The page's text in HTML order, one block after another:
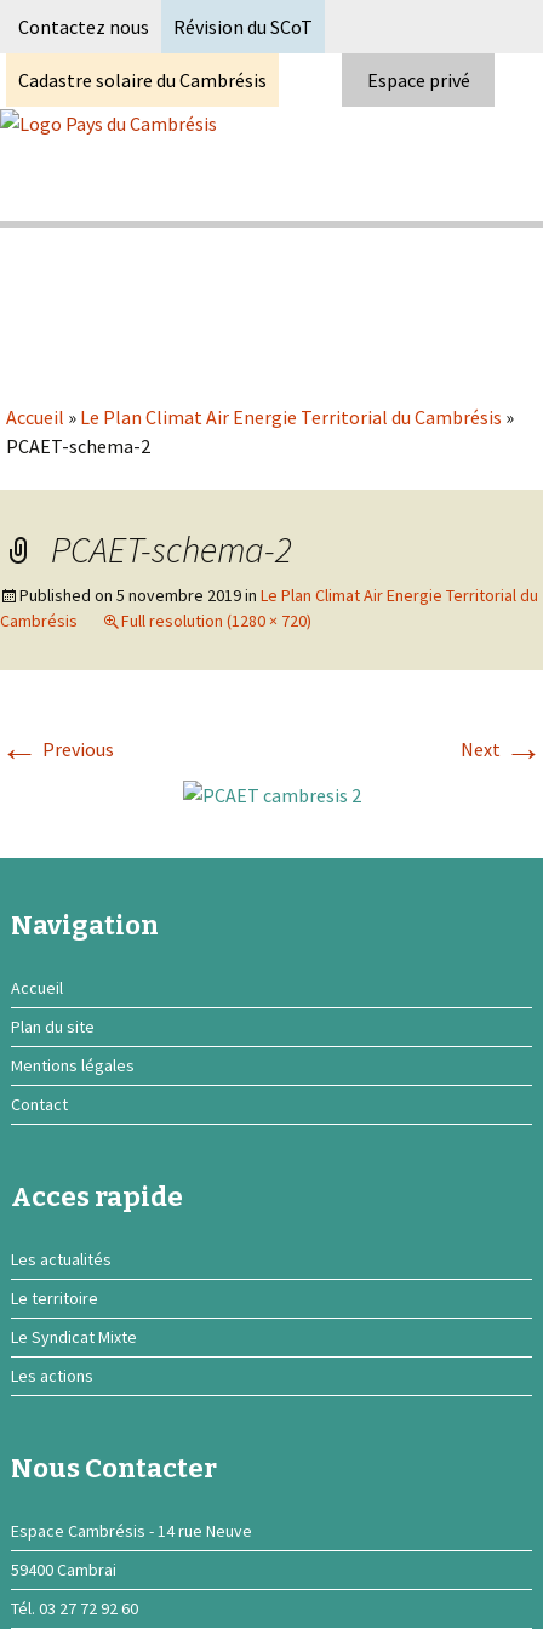
Contactez nous Révision du SCoT
Cadastre solaire du Cambrésis Espace privé
Accueil » Le Plan Climat Air Energie Territorial du Cambrésis »
PCAET-schema-2
PCAET-schema-2
Published on 5 novembre 2019in Le Plan Climat Air Energie Territorial du
Cambrésis
Full resolution (1280 × 720)
← Previous Next →
Navigation
Accueil
Plan du site
Mentions légales
Contact
Acces rapide
Les actualités
Le territoire
Le Syndicat Mixte
Les actions
Nous Contacter
Espace Cambrésis - 14 rue Neuve
59400 Cambrai
Tél. 03 27 72 92 60